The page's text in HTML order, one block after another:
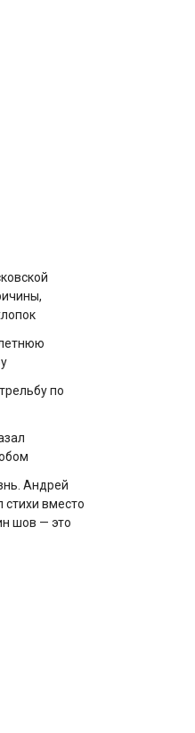
по
Андрей
стихи вместо
шов — это